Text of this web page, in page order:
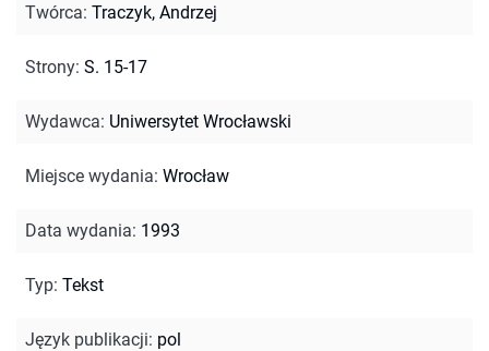
Twórca: Traczyk, Andrzej
Strony: S. 15-17
Wydawca: Uniwersytet Wrocławski
Miejsce wydania: Wrocław
Data wydania: 1993
Typ: Tekst
Język publikacji: pol